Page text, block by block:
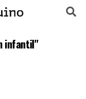
infantil"